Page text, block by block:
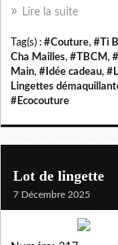
Lire la suite
Tag(s) : #Couture, #Ti
Cha Mailles, #TBCM,
Main, #Idée cadeau,
Lingettes
#Ecocouture
Lot de lingette
7 Décembre 2025